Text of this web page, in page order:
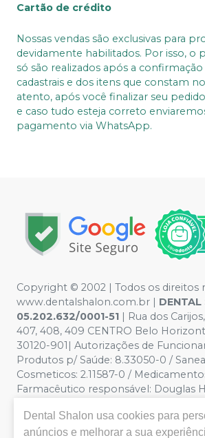
Cartão de crédito
Nossas vendas são exclusivas para
devidamente habilitados. Por isso, o
só são realizados após a
cadastrais e dos itens que constam
atento, após você finalizar seu
e caso tudo esteja correto
pagamento via WhatsApp.
Copyright © 2002 | Todos os direitos
www.dentalshalon.com.br |
05.202.632/0001-51 | Rua dos
407, 408, 409 CENTRO Belo
30120-901| Autorizações de
Produtos p/ Saúde: 8.33050-0 /
Cosmeticos: 2.11587-0 /
Farmacêutico responsável: Douglas
CRF/MG nº 32.229 | Política de
Fotos meramente ilustrativas - Os
da loja virtual estão sujeitos a
Dental Shalon usa cookies para
anúncios e melhorar a sua